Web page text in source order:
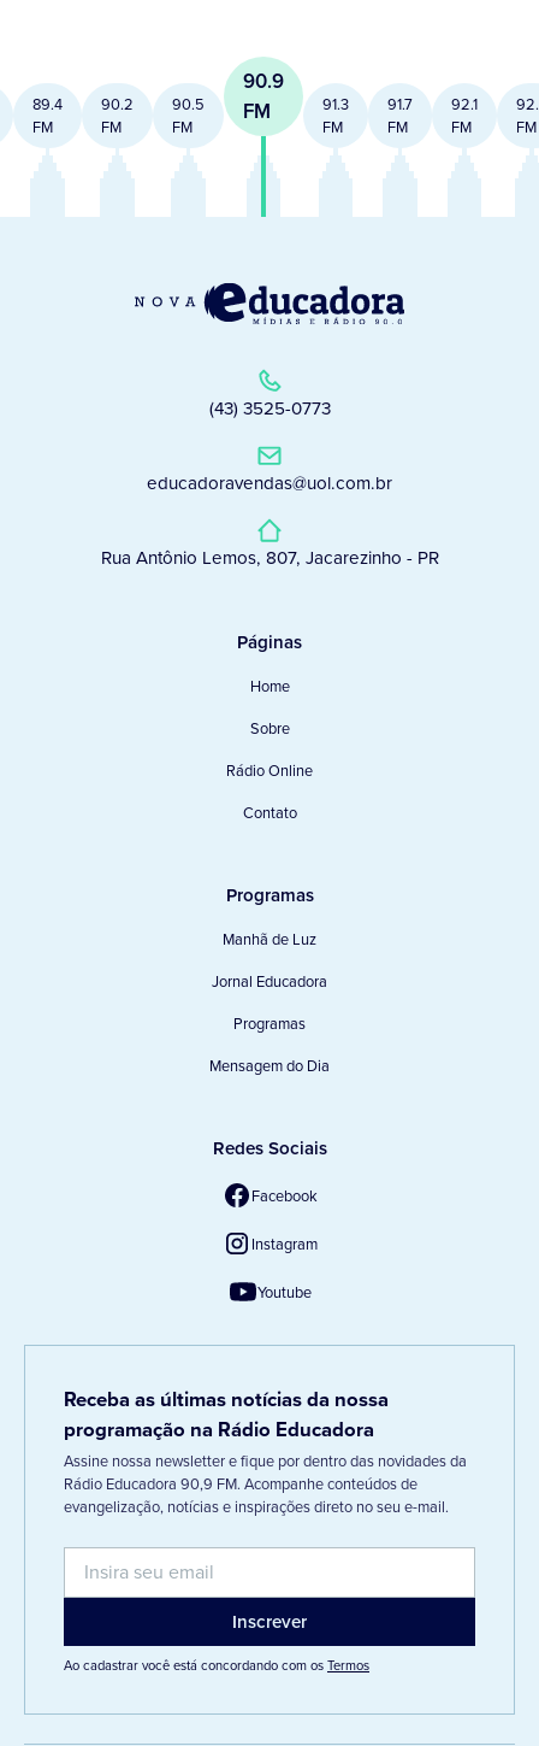
89.4
FM
90.2
FM
90.5
FM
90.9
FM
91.3
FM
91.7
FM
92.1
FM
FM
(43) 3525-0773
educadoravendas@uol.com.br
Rua Antônio Lemos, 807, Jacarezinho - PR
Páginas
Home
Sobre
Rádio Online
Contato
Programas
Manhã de Luz
Jornal Educadora
Programas
Mensagem do Dia
Redes Sociais
Facebook
Instagram
Youtube
Receba as últimas notícias da nossa
programação na Rádio Educadora
Assine nossa newsletter e fique por dentro das novidades da
Rádio Educadora 90,9 FM. Acompanhe conteúdos de
evangelização, notícias e inspirações direto no seu e-mail.
Ao cadastrar você está concordando com osTermos